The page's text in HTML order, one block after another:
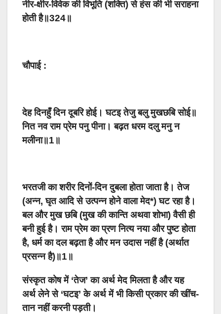
नीर-क्षीर-विवेक की विभूति (शक्ति) से हंस की भी सराहना
होती है॥324॥
चौपाई :
देह दिनहुँ दिन दूबरि होई। घटइ तेजु बलु मुखछबि सोई॥
नित नव राम प्रेम पनु पीना। बढ़त धरम दलु मनु न
मलीना॥1॥
भरतजी का शरीर दिनों-दिन दुबला होता जाता है। तेज
(अन्न, घृत आदि से उत्पन्न होने वाला मेद*) घट रहा है।
बल और मुख छबि (मुख की कान्ति अथवा शोभा) वैसी ही
बनी हुई है। राम प्रेम का प्रण नित्य नया और पुष्ट होता
है, धर्म का दल बढ़ता है और मन उदास नहीं है (अर्थात
प्रसन्न है)॥1॥
संस्कृत कोष में ‘तेज’ का अर्थ मेद मिलता है और यह
अर्थ लेने से ‘घटइ’ के अर्थ में भी किसी प्रकार की खींच-
तान नहीं करनी पड़ती।